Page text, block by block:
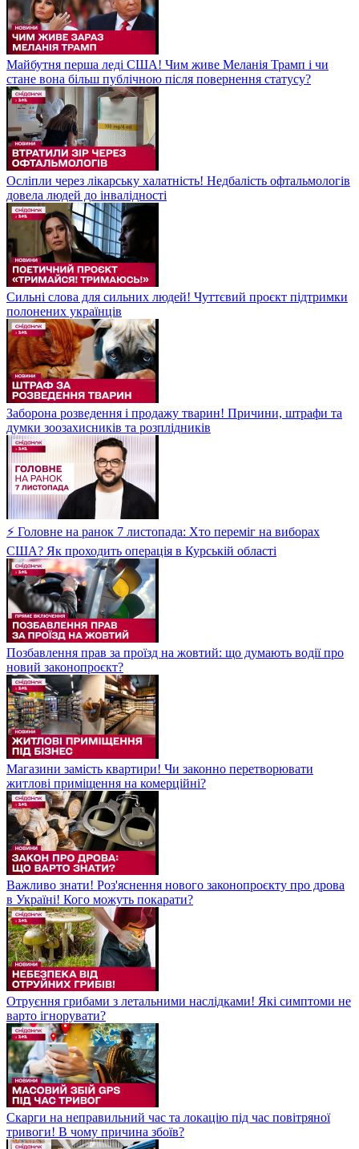
Майбутня перша леді США! Чим живе Меланія Трамп і чи
стане вона більш публічною після повернення статусу?
Осліпли через лікарську халатність! Недбалість офтальмологів
довела людей до інвалідності
Сильні слова для сильних людей! Чуттєвий проєкт підтримки
полонених українців
Заборона розведення і продажу тварин! Причини, штрафи та
думки зоозахисників та розплідників
⚡ Головне на ранок 7 листопада: Хто переміг на виборах
США? Як проходить операція в Курській області
Позбавлення прав за проїзд на жовтий: що думають водії про
новий законопроєкт?
Магазини замість квартири! Чи законно перетворювати
житлові приміщення на комерційні?
Важливо знати! Роз'яснення нового законопроєкту про дрова
в Україні! Кого можуть покарати?
Отруєння грибами з летальними наслідками! Які симптоми не
варто ігнорувати?
Скарги на неправильний час та локацію під час повітряної
тривоги! В чому причина збоїв?